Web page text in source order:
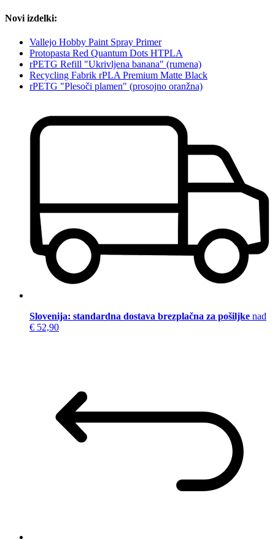
Novi izdelki:
Vallejo Hobby Paint Spray Primer
Protopasta Red Quantum Dots HTPLA
rPETG Refill "Ukrivljena banana" (rumena)
Recycling Fabrik rPLA Premium Matte Black
rPETG "Plesoči plamen" (prosojno oranžna)
Slovenija: standardna dostava brezplačna za pošiljke nad
€ 52,90